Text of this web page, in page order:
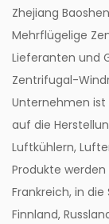
Zhejiang
Mehrflügelige
Lieferanten und
Zentrifugal-
Unternehmen
auf die
Luftkühlern,
Produkte
Frankreich, in
Finnland,